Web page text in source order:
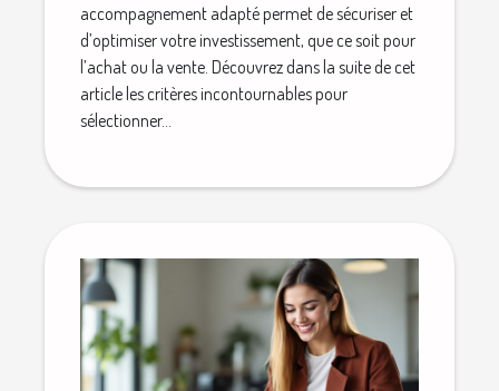
accompagnement adapté permet de sécuriser et
d’optimiser votre investissement, que ce soit pour
l’achat ou la vente. Découvrez dans la suite de cet
article les critères incontournables pour
sélectionner...